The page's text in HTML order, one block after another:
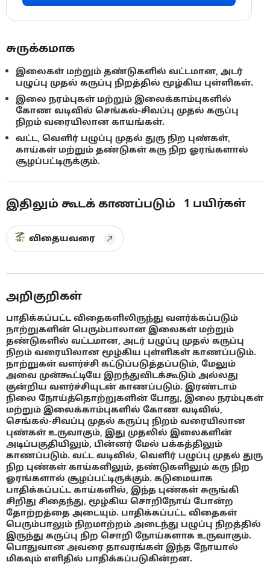
சுருக்கமாக
இலைகள் மற்றும் தண்டுகளில் வட்டமான, அடர்
பழுப்பு முதல் கருப்பு நிறத்தில் மூழ்கிய புள்ளிகள்.
இலை நரம்புகள் மற்றும் இலைக்காம்புகளில்
கோண வடிவில் செங்கல்-சிவப்பு முதல் கருப்பு
நிறம் வரையிலான காயங்கள்.
வட்ட, வெளிர் பழுப்பு முதல் துரு நிற புண்கள்,
காய்கள் மற்றும் தண்டுகள் கரு நிற ஓரங்களால்
சூழப்பட்டிருக்கும்.
இதிலும் கூடக் காணப்படும் 1 பயிர்கள்
விதையவரை
அறிகுறிகள்
பாதிக்கப்பட்ட விதைகளிலிருந்து வளர்க்கப்படும்
நாற்றுகளின் பெரும்பாலான இலைகள் மற்றும்
தண்டுகளில் வட்டமான, அடர் பழுப்பு முதல் கருப்பு
நிறம் வரையிலான மூழ்கிய புள்ளிகள் காணப்படும்.
நாற்றுகள் வளர்ச்சி கட்டுப்படுத்தப்படும், மேலும்
அவை முன்கூட்டியே இறந்துவிடக்கூடும் அல்லது
குன்றிய வளர்ச்சியுடன் காணப்படும். இரண்டாம்
நிலை நோய்த்தொற்றுகளின் போது, இலை நரம்புகள்
மற்றும் இலைக்காம்புகளில் கோண வடிவில்,
செங்கல்-சிவப்பு முதல் கருப்பு நிறம் வரையிலான
புண்கள் உருவாகும், இது முதலில் இலைகளின்
அடிப்பகுதியிலும், பின்னர் மேல் பக்கத்திலும்
காணப்படும். வட்ட வடிவில், வெளிர் பழுப்பு முதல் துரு
நிற புண்கள் காய்களிலும், தண்டுகளிலும் கரு நிற
ஓரங்களால் சூழப்பட்டிருக்கும். கடுமையாக
பாதிக்கப்பட்ட காய்களில், இந்த புண்கள் சுருங்கி
சிறிது சிதைந்து, மூழ்கிய சொறிநோய் போன்ற
தோற்றத்தை அடையும். பாதிக்கப்பட்ட விதைகள்
பெரும்பாலும் நிறமாற்றம் அடைந்து பழுப்பு நிறத்தில்
இருந்து கருப்பு நிற சொறி நோய்களாக உருவாகும்.
பொதுவான அவரை தாவரங்கள் இந்த நோயால்
மிகவும் எளிதில் பாதிக்கப்படுகின்றன.